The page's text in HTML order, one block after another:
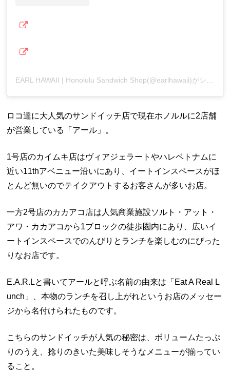
ロコ達に大人気のサンドイッチ店で現在ホノルルに2店舗
が営業している「アール」。
1号店のカイムキ店はヴィアジェラートやハレベトナムに
近い11thアベニュー沿いにあり、イートインスペースがほ
とんど無いのでテイクアウトするお客さんが多いお店。
一方2号店のカカアコ店は人気商業施設ソルト・アット・
アワ・カカアコから1ブロックの徒歩圏内にあり、広いイ
ートインスペースでのんびりとランチを楽しむのにぴった
りなお店です。
E.A.R.Lと書いてアールと呼ぶ名前の由来は「Eat A Real L
unch」、本物のランチを召し上がれというお店のメッセー
ジから名付けられたものです。
こちらのサンドイッチが人気の秘密は、ボリュームたっぷ
りのうえ、捻りのきいた美味しそうなメニューが揃ってい
ること。